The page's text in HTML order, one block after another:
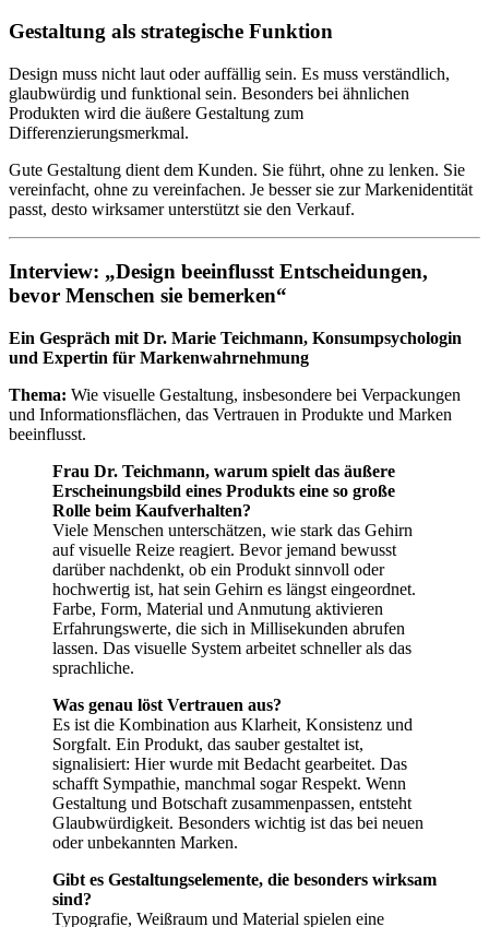
Gestaltung als strategische Funktion
Design muss nicht laut oder auffällig sein. Es muss verständlich,
glaubwürdig und funktional sein. Besonders bei ähnlichen
Produkten wird die äußere Gestaltung zum
Differenzierungsmerkmal.
Gute Gestaltung dient dem Kunden. Sie führt, ohne zu lenken. Sie
vereinfacht, ohne zu vereinfachen. Je besser sie zur Markenidentität
passt, desto wirksamer unterstützt sie den Verkauf.
Interview: „Design beeinflusst Entscheidungen,
bevor Menschen sie bemerken“
Ein Gespräch mit Dr. Marie Teichmann, Konsumpsychologin
und Expertin für Markenwahrnehmung
Thema: Wie visuelle Gestaltung, insbesondere bei Verpackungen
und Informationsflächen, das Vertrauen in Produkte und Marken
beeinflusst.
Frau Dr. Teichmann, warum spielt das äußere
Erscheinungsbild eines Produkts eine so große
Rolle beim Kaufverhalten?
Viele Menschen unterschätzen, wie stark das Gehirn
auf visuelle Reize reagiert. Bevor jemand bewusst
darüber nachdenkt, ob ein Produkt sinnvoll oder
hochwertig ist, hat sein Gehirn es längst eingeordnet.
Farbe, Form, Material und Anmutung aktivieren
Erfahrungswerte, die sich in Millisekunden abrufen
lassen. Das visuelle System arbeitet schneller als das
sprachliche.
Was genau löst Vertrauen aus?
Es ist die Kombination aus Klarheit, Konsistenz und
Sorgfalt. Ein Produkt, das sauber gestaltet ist,
signalisiert: Hier wurde mit Bedacht gearbeitet. Das
schafft Sympathie, manchmal sogar Respekt. Wenn
Gestaltung und Botschaft zusammenpassen, entsteht
Glaubwürdigkeit. Besonders wichtig ist das bei neuen
oder unbekannten Marken.
Gibt es Gestaltungselemente, die besonders wirksam
sind?
Typografie, Weißraum und Material spielen eine